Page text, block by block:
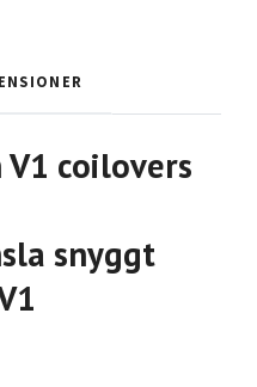
V1 coilovers
snyggt